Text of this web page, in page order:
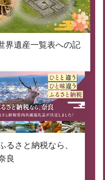
界遺産一覧表への記
るさと納税なら、
良